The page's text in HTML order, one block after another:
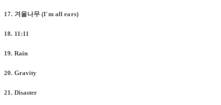
17. 겨울나무 (I'm all ears)
18. 11:11
19. Rain
20. Gravity
21. Disaster